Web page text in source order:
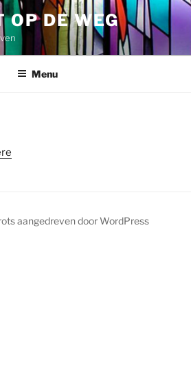
OP DE WEG
Menu
aangedreven door WordPress